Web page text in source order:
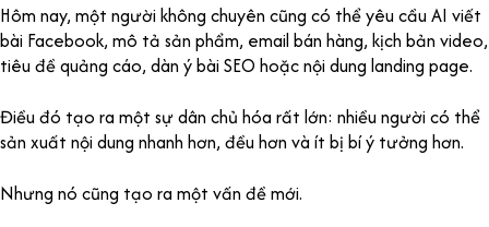
Hôm nay, một người không chuyên cũng có thể yêu cầu AI viết
bài Facebook, mô tả sản phẩm, email bán hàng, kịch bản video,
tiêu đề quảng cáo, dàn ý bài SEO hoặc nội dung landing page.
Điều đó tạo ra một sự dân chủ hóa rất lớn: nhiều người có thể
sản xuất nội dung nhanh hơn, đều hơn và ít bị bí ý tưởng hơn.
Nhưng nó cũng tạo ra một vấn đề mới.